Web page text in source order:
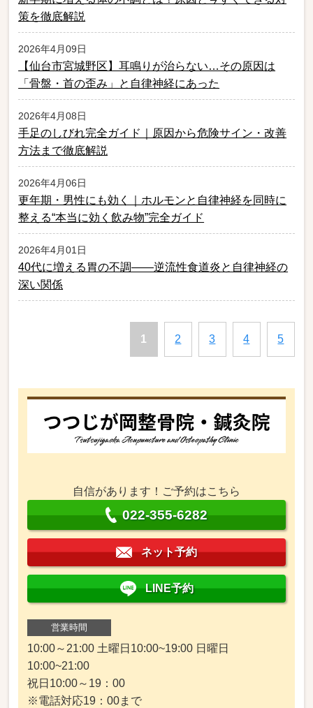
策を徹底解説
2026年4月09日
【仙台市宮城野区】耳鳴りが治らない…その原因は
「骨盤・首の歪み」と自律神経にあった
2026年4月08日
手足のしびれ完全ガイド｜原因から危険サイン・改善
方法まで徹底解説
2026年4月06日
更年期・男性にも効く｜ホルモンと自律神経を同時に
整える“本当に効く飲み物”完全ガイド
2026年4月01日
40代に増える胃の不調——逆流性食道炎と自律神経の
深い関係
1 2 3 4 5
自信があります！ご予約はこちら
022-355-6282
ネット予約
LINE予約
営業時間
10:00～21:00 土曜日10:00~19:00 日曜日
10:00~21:00
祝日10:00～19：00
※電話対応19：00まで